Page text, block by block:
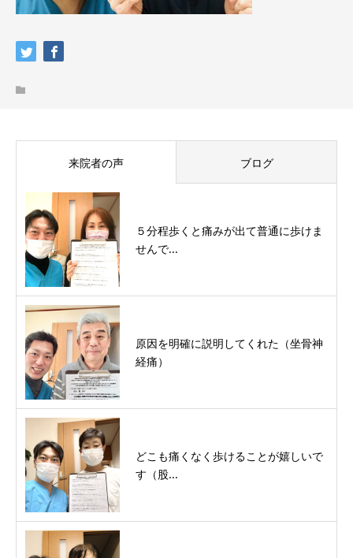
来院者の声 ブログ
５分程歩くと痛みが出て普通に歩けま
せんで...
原因を明確に説明してくれた（坐骨神
経痛）
どこも痛くなく歩けることが嬉しいで
す（股...